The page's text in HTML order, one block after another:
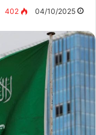
04/10/2025
402